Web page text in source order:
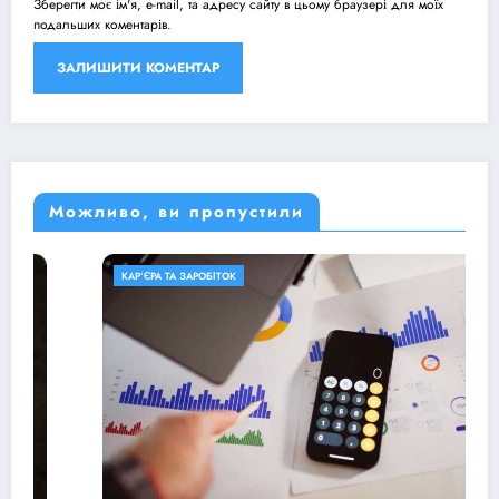
Зберегти моє ім'я, e-mail, та адресу сайту в цьому браузері для моїх
подальших коментарів.
Можливо, ви пропустили
КАР’ЄРА ТА ЗАРОБІТОК